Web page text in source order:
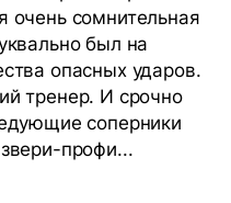
очень сомнительная
был на
опасных ударов.
тренер. И срочно
соперники
профи...